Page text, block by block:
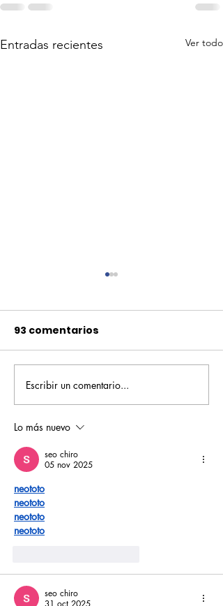
Entradas recientes Ver todo
Pequeños escritores,
grandes historias
93 comentarios
Escribir un comentario...
Lo más nuevo
seo chiro
05 nov 2025
neototo
neototo
neototo
neototo
seo chiro